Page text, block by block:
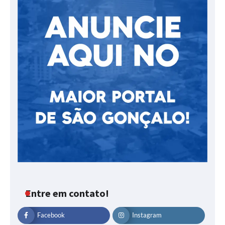
Entre em contato!
Facebook Instagram